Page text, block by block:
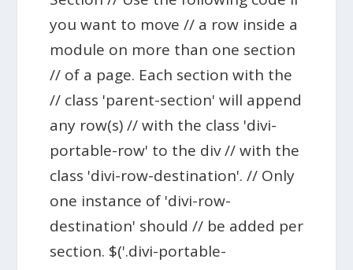
you want to move // a row inside a
module on more than one section
// of a page. Each section with the
// class 'parent-section' will append
any row(s) // with the class 'divi-
portable-row' to the div // with the
class 'divi-row-destination'. // Only
one instance of 'divi-row-
destination' should // be added per
section. $('.divi-portable-